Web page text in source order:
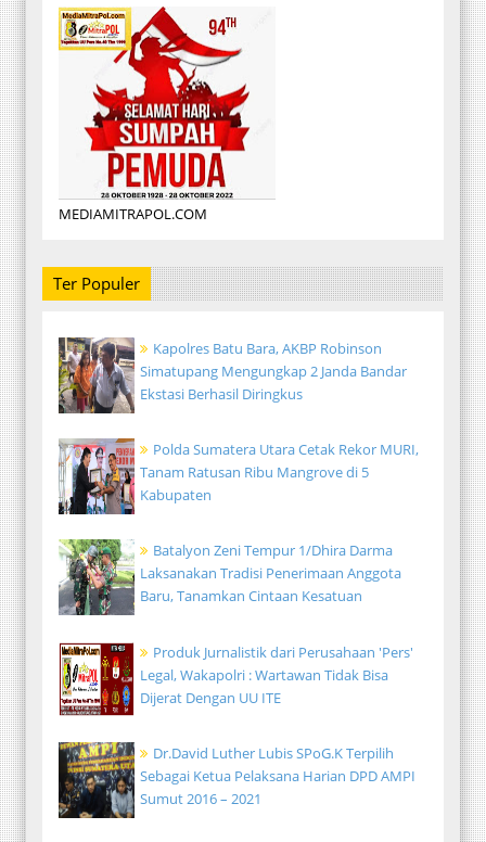
MEDIAMITRAPOL.COM
Ter Populer
Kapolres Batu Bara, AKBP Robinson
Simatupang Mengungkap 2 Janda Bandar
Ekstasi Berhasil Diringkus
Polda Sumatera Utara Cetak Rekor MURI,
Tanam Ratusan Ribu Mangrove di 5
Kabupaten
Batalyon Zeni Tempur 1/Dhira Darma
Laksanakan Tradisi Penerimaan Anggota
Baru, Tanamkan Cintaan Kesatuan
Produk Jurnalistik dari Perusahaan 'Pers'
Legal, Wakapolri : Wartawan Tidak Bisa
Dijerat Dengan UU ITE
Dr.David Luther Lubis SPoG.K Terpilih
Sebagai Ketua Pelaksana Harian DPD AMPI
Sumut 2016 – 2021